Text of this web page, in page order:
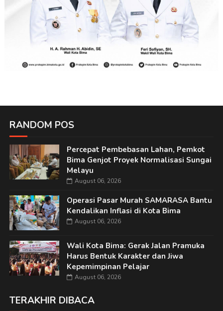
RANDOM POS
Percepat Pembebasan Lahan, Pemkot
Bima Genjot Proyek Normalisasi Sungai
Melayu
August 06, 2026
Operasi Pasar Murah SAMARASA Bantu
Kendalikan Inflasi di Kota Bima
August 06, 2026
Wali Kota Bima: Gerak Jalan Pramuka
Harus Bentuk Karakter dan Jiwa
Kepemimpinan Pelajar
August 06, 2026
TERAKHIR DIBACA